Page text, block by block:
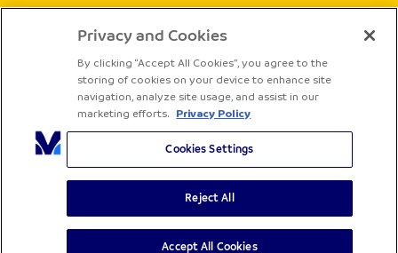
يتبع
جميع الحقوق محفوظة لشركة ساديا
الشروط والأحكام
سياسة الخصوصية
Privacy and Cookies
By clicking “Accept All Cookies”, you agree to the
storing of cookies on your device to enhance site
navigation, analyze site usage, and assist in our
marketing efforts. Privacy Policy
Cookies Settings
Reject All
Accept All Cookies